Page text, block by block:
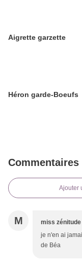
Aigrette garzette
Héron garde-Boeufs
Commentaires
Ajouter
M miss zénitude
je n'en ai
de Béa